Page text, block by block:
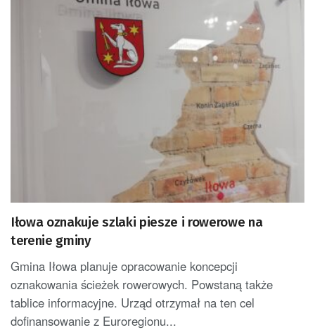
Iłowa oznakuje szlaki piesze i rowerowe na
terenie gminy
Gmina Iłowa planuje opracowanie koncepcji
oznakowania ścieżek rowerowych. Powstaną także
tablice informacyjne. Urząd otrzymał na ten cel
dofinansowanie z Euroregionu...